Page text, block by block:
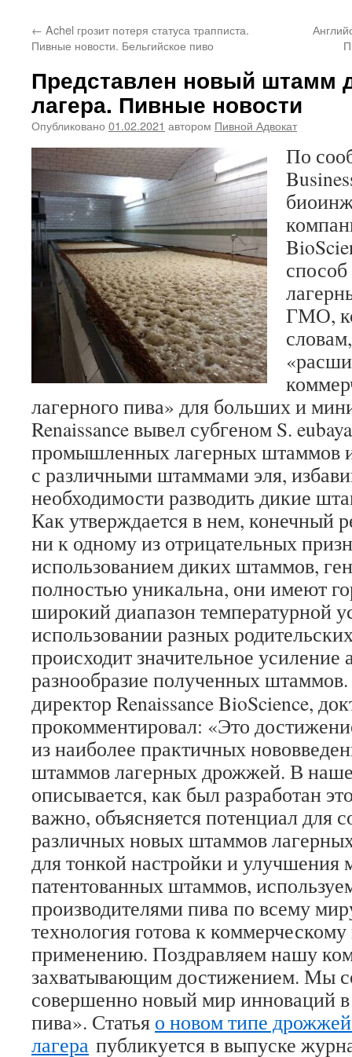
← Achel грозит потеря статуса трапписта.
Пивные новости. Бельгийское пиво
Представлен новый штамм
лагера. Пивные новости
Опубликовано 01.02.2021 автором Пивной Адвокат
По
ГМО,
лагерного пива» для больших и
Renaissance вывел субгеном S.
промышленных лагерных штаммов
с различными штаммами эля,
необходимости разводить дикие
Как утверждается в нем, конечный
ни к одному из отрицательных
использованием диких штаммов,
полностью уникальна, они имеют
широкий диапазон температурной
использовании разных
происходит значительное усиление
разнообразие полученных штаммов.
директор Renaissance BioScience,
прокомментировал: «Это
из наиболее практичных
штаммов лагерных дрожжей. В
описывается, как был разработан
важно, объясняется потенциал для
различных новых штаммов
для тонкой настройки и улучшения
патентованных штаммов,
производителями пива по всему
технология готова к
применению. Поздравляем нашу
захватывающим достижением. Мы
совершенно новый мир инноваций в
пива». Статья о новом типе
лагера публикуется в выпуске